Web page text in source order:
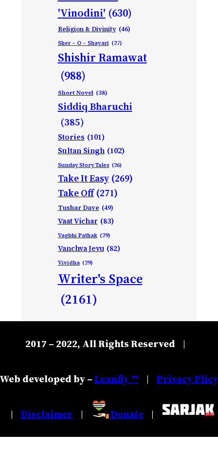
'Vinodini' (630)
Religion & Divinity (46)
Sher – O – Shayari (27)
Shishir Ramawat
(988)
Short Novel (38)
Siddiq Bharuchi
(385)
Stories (101)
Sultan Singh (102)
Sunday Story Tales (26)
Take It Easy (269)
Take Off (271)
Tushar Dave (49)
Vaat Vichar (83)
Vagbhi Pathak (29)
Vanchva Jevu (82)
Vividha (29)
Writer's Space
(2161)
2017 – 2022, All Rights Reserved |
Web developed by –Leanfly ™ | Privacy Plicy
| Disclaimer | Donate |